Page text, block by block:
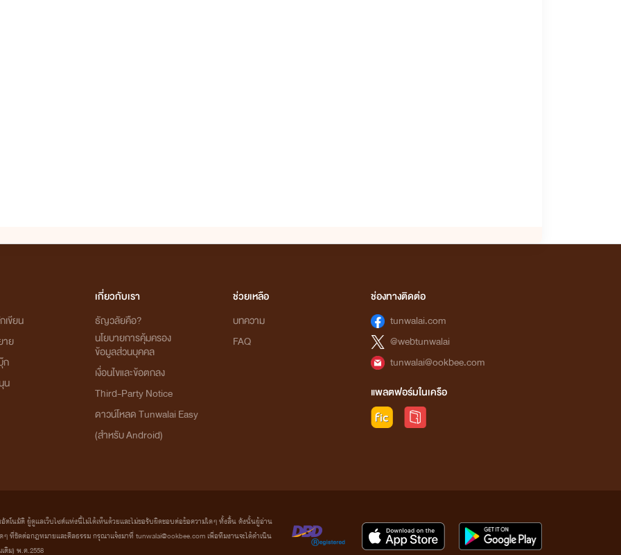
เขียน
าย
ก
น
เกี่ยวกับเรา
ธัญวลัยคือ?
นโยบายการคุ้มครอง
ข้อมูลส่วนบุคคล
เงื่อนไขและข้อตกลง
Third-Party Notice
ดาวน์โหลด Tunwalai Easy
(สำหรับ Android)
ช่วยเหลือ
บทความ
FAQ
ช่องทางติดต่อ
tunwalai.com
@webtunwalai
tunwalai@ookbee.com
แพลตฟอร์มในเครือ
ตโนมัติ ผู้ดูแลเว็บไซต์แห่งนี้ไม่ได้เห็นด้วยและไม่ขอรับผิดชอบต่อข้อความใดๆ ทั้งสิ้น ดังนั้นผู้อ่าน
ขัดต่อกฎหมายและศีลธรรม กรุณาแจ้งมาที่ tunwalai@ookbee.com เพื่อทีมงานจะได้ดำเนิน
ติม) พ.ศ.2558